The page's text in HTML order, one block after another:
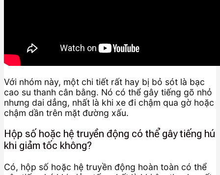
Với nhóm này, một chi tiết rất hay bị bỏ sót là bạc
cao su thanh cân bằng. Nó có thể gây tiếng gõ nhỏ
nhưng dai dẳng, nhất là khi xe đi chậm qua gờ hoặc
chậm dần trên mặt đường xấu.
Hộp số hoặc hệ truyền động có thể gây tiếng hú
khi giảm tốc không?
Có, hộp số hoặc hệ truyền động hoàn toàn có thể